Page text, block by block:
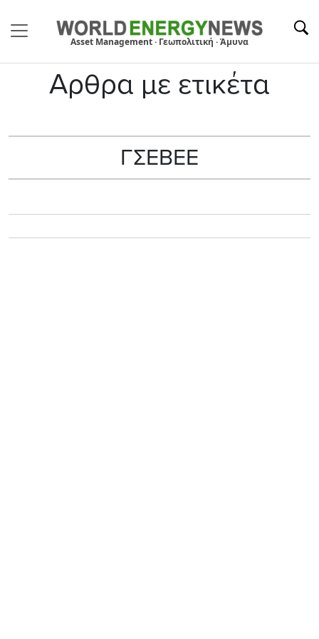
Asset Management · Γεωπολιτική · Άμυνα
Αρθρα με ετικέτα
ΓΣΕΒΕΕ